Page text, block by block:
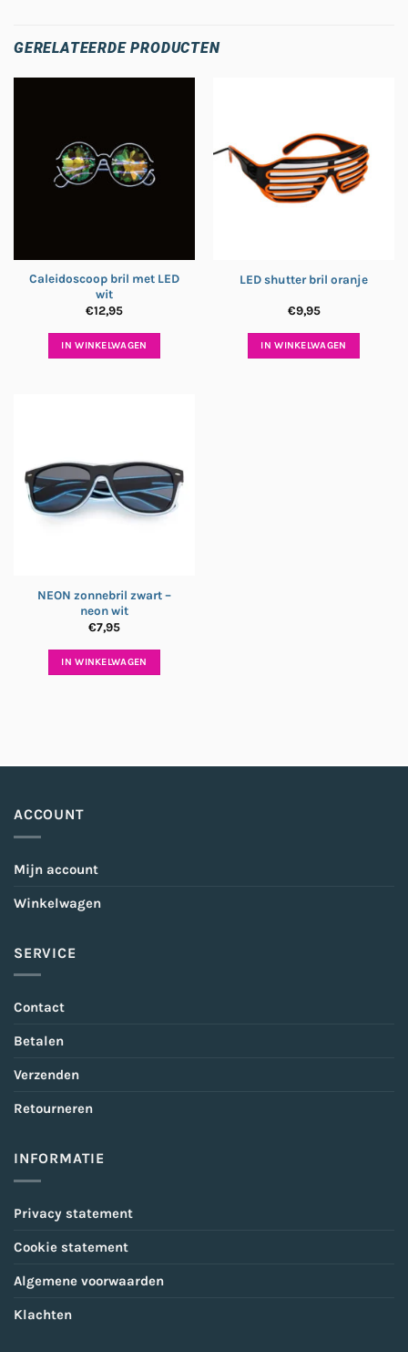
GERELATEERDE PRODUCTEN
Caleidoscoop bril met LED
wit
€12,95
IN WINKELWAGEN
LED shutter bril oranje
€9,95
IN WINKELWAGEN
NEON zonnebril zwart –
neon wit
€7,95
IN WINKELWAGEN
ACCOUNT
Mijn account
Winkelwagen
SERVICE
Contact
Betalen
Verzenden
Retourneren
INFORMATIE
Privacy statement
Cookie statement
Algemene voorwaarden
Klachten